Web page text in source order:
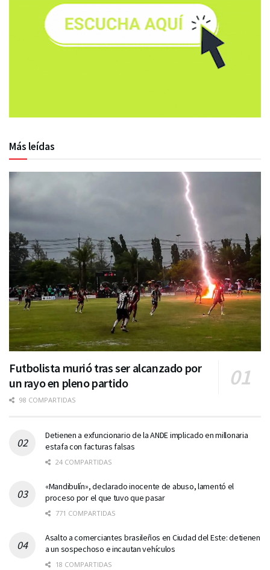
Más leídas
Futbolista murió tras ser alcanzado por
un rayo en pleno partido
98 COMPARTIDAS
Detienen a exfuncionario de la ANDE implicado en millonaria
estafa con facturas falsas
24 COMPARTIDAS
«Mandibulín», declarado inocente de abuso, lamentó el
proceso por el que tuvo que pasar
771 COMPARTIDAS
Asalto a comerciantes brasileños en Ciudad del Este: detienen
a un sospechoso e incautan vehículos
18 COMPARTIDAS